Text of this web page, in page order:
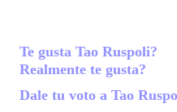
Te gusta Tao Ruspoli?
Realmente te gusta?
Dale tu voto a Tao